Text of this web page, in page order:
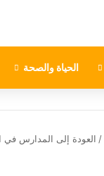
الحياة والصحة
/ العودة إلى المدارس في